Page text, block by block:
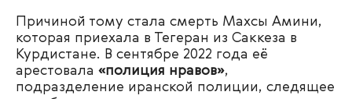
Причиной тому стала смерть Махсы Амини,
которая приехала в Тегеран из Саккеза в
Курдистане. В сентябре 2022 года её
арестовала «полиция нравов»,
подразделение иранской полиции, следящее